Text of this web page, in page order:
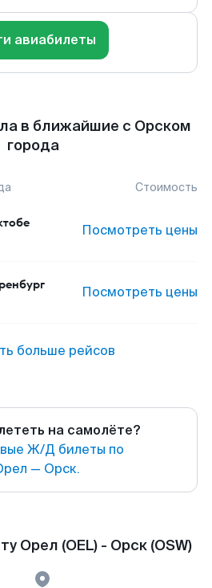
авиабилеты
в ближайшие с Орском
города
Стоимость
Посмотреть цены
Посмотреть цены
больше рейсов
на самолёте?
Ж/Д билеты по
— Орск.
Орел (OEL) - Орск (OSW)